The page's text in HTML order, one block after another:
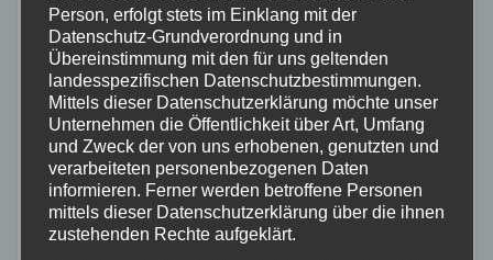
NEUWIED POLIZEI RETTUNGSDIENST
Schwerer Motorradunfall auf der L255
bei Neustadt/Wied
Person, erfolgt stets im Einklang mit der
Datenschutz-Grundverordnung und in
Übereinstimmung mit den für uns geltenden
landesspezifischen Datenschutzbestimmungen.
Mittels dieser Datenschutzerklärung möchte unser
Unternehmen die Öffentlichkeit über Art, Umfang
und Zweck der von uns erhobenen, genutzten und
verarbeiteten personenbezogenen Daten
informieren. Ferner werden betroffene Personen
mittels dieser Datenschutzerklärung über die ihnen
zustehenden Rechte aufgeklärt.